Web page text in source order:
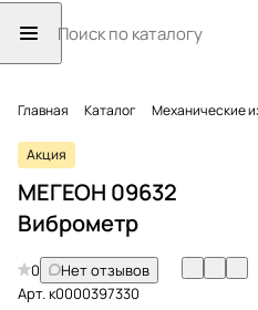
Главная Каталог Механические
Акция
МЕГЕОН 09632
Виброметр
0
Нет отзывов
Арт.к0000397330